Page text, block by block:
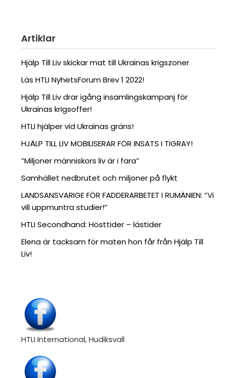
Artiklar
Hjälp Till Liv skickar mat till Ukrainas krigszoner
Läs HTLI NyhetsForum Brev 1 2022!
Hjälp Till Liv drar igång insamlingskampanj för
Ukrainas krigsoffer!
HTLI hjälper vid Ukrainas gräns!
HJÄLP TILL LIV MOBILISERAR FÖR INSATS I TIGRAY!
”Miljoner människors liv är i fara”
Samhället nedbrutet och miljoner på flykt
LANDSANSVARIGE FÖR FADDERARBETET I RUMÄNIEN: ”Vi
vill uppmuntra studier!”
HTLI Secondhand: Hösttider – lästider
Elena är tacksam för maten hon får från Hjälp Till
Liv!
HTLI International, Hudiksvall